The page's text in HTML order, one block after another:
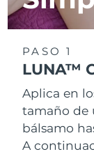
PASO 1
LUNA™
Aplica en
tamaño de
bálsamo
A